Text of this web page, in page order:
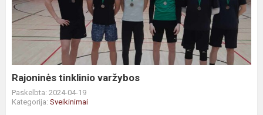
Rajoninės tinklinio varžybos
Paskelbta: 2024-04-19
Kategorija: Sveikinimai